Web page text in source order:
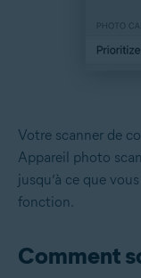
Votre scanner de
Appareil photo
jusqu’à ce que
fonction.
Comment